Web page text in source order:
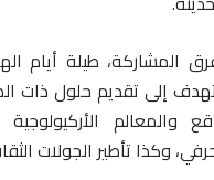
المشاركة، طيلة أيام
إلى تقديم حلول ذات
والمعالم الأركيولوجية
وكذا تأطير الجولات